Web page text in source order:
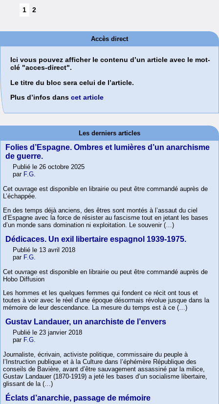
1 2
Accès direct
Ici vous pouvez afficher le contenu d’un article avec le mot-
clé "acces-direct".
Le titre du bloc sera celui de l’article.
Plus d’infos dans cet article
Les derniers articles
Folies d’Espagne. Ombres et lumières d’un anarchisme
de guerre.
Publié le 26 octobre 2025
par F.G.
Cet ouvrage est disponible en librairie ou peut être commandé auprès de
L’échappée.
En des temps déjà anciens, des êtres sont montés à l’assaut du ciel
d’Espagne avec la force de résister au fascisme tout en jetant les bases
d’un monde sans domination ni exploitation. Le souvenir (…)
Dédicaces. Un exil libertaire espagnol 1939-1975.
Publié le 13 avril 2018
par F.G.
Cet ouvrage est disponible en librairie ou peut être commandé auprès de
Hobo Diffusion
Les hommes et les quelques femmes qui fondent ce récit ont tous et
toutes à voir avec le réel d’une époque désormais révolue jusque dans la
mémoire de leur descendance. La mesure du temps est à ce (…)
Gustav Landauer, un anarchiste de l’envers
Publié le 23 janvier 2018
par F.G.
Journaliste, écrivain, activiste politique, commissaire du peuple à
l’Instruction publique et à la Culture dans l’éphémère République des
conseils de Bavière, avant d’être sauvagement assassiné par la milice,
Gustav Landauer (1870-1919) a jeté les bases d’un socialisme libertaire,
glissant de la (…)
Éclats d’anarchie, passage de mémoire